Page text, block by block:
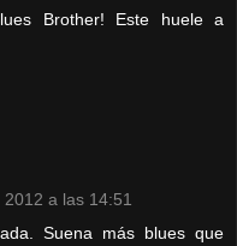
Brother! Este huele a
a las 14:51
Suena más blues que